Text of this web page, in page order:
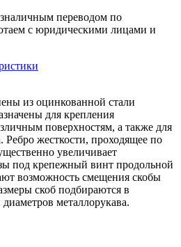
переводом по
с юридическими лицами и
из оцинкованной стали
для крепления
поверхностям, а также для
Ребро жесткости, проходящее по
увеличивает
под крепежный винт продольной
возможность смещения скобы
скоб подбираются в
металлорукава.